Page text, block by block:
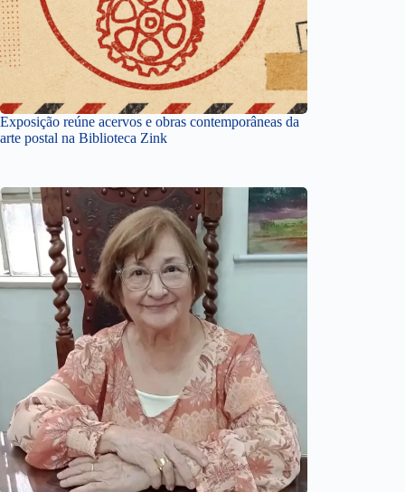
Exposição reúne acervos e obras contemporâneas da
arte postal na Biblioteca Zink